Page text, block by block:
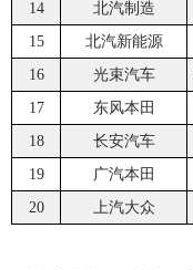
14
北汽制造
15
北汽新能源
16
光束汽车
17
东风本田
18
长安汽车
19
广汽本田
20
上汽大众